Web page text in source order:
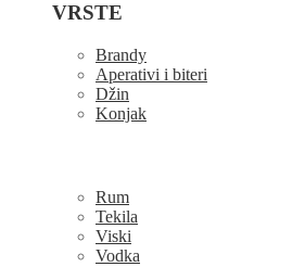
VRSTE
Brandy
Aperativi i biteri
Džin
Konjak
Rum
Tekila
Viski
Vodka